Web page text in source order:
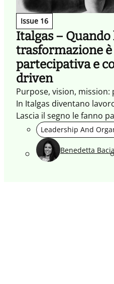
Issue 16
Italgas – Quando
trasformazione
partecipativa e
driven
Purpose, vision, mission:
In Italgas diventano
Lascia il segno le fanno
dalle linee alle reti sul
resta fuori: nei materiali
compare. E nel lessico
Leadership And
Benedetta